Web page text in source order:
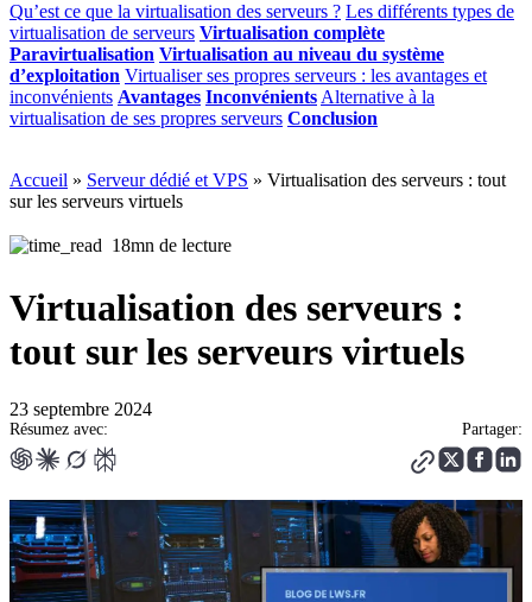
Qu’est ce que la virtualisation des serveurs ? Les différents types de
virtualisation de serveurs Virtualisation complète
Paravirtualisation Virtualisation au niveau du système
d’exploitation Virtualiser ses propres serveurs : les avantages et
inconvénients Avantages Inconvénients Alternative à la
virtualisation de ses propres serveurs Conclusion
Accueil » Serveur dédié et VPS » Virtualisation des serveurs : tout
sur les serveurs virtuels
18mn de lecture
Virtualisation des serveurs :
tout sur les serveurs virtuels
23 septembre 2024
Résumez avec: Partager: